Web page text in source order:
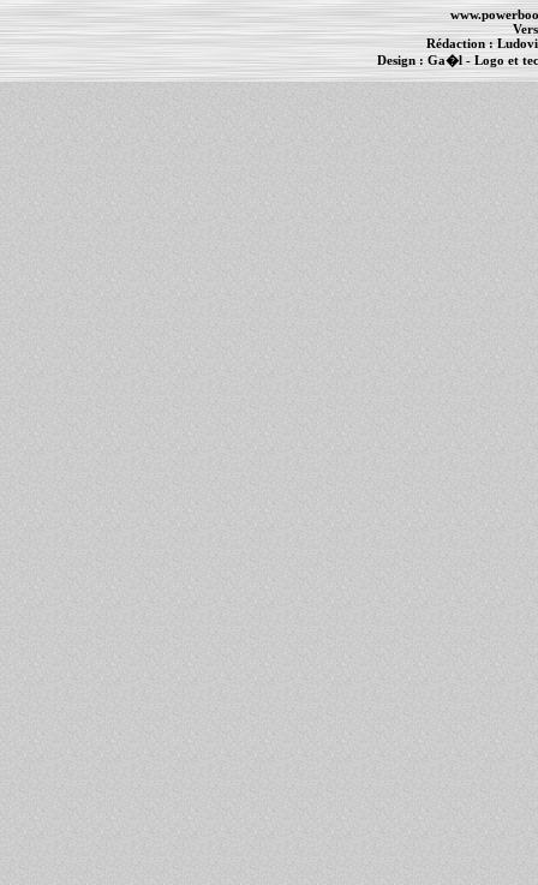
Rédaction :
Design :Ga�l- Logo et
Informations : PowerBook - MacBook Pro